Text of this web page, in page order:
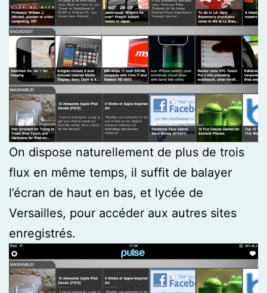
On dispose naturellement de plus de trois
flux en même temps, il suffit de balayer
l’écran de haut en bas, et lycée de
Versailles, pour accéder aux autres sites
enregistrés.